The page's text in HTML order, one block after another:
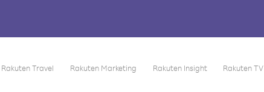
Rakuten Travel Rakuten Marketing Rakuten Insight Rakuten TV